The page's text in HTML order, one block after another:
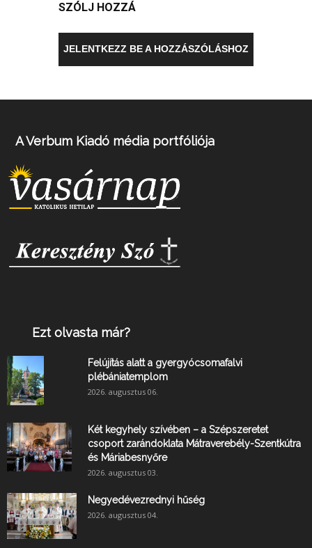
SZÓLJ HOZZÁ
JELENTKEZZ BE A HOZZÁSZÓLÁSHOZ
A Verbum Kiadó média portfóliója
Ezt olvasta már?
Felújítás alatt a gyergyócsomafalvi
plébániatemplom
2026. augusztus 06.
Két kegyhely szívében – a Szépszeretet
csoport zarándoklata Mátraverebély-Szentkútra
és Máriabesnyőre
2026. augusztus 03.
Negyedévezrednyi hűség
2026. augusztus 04.